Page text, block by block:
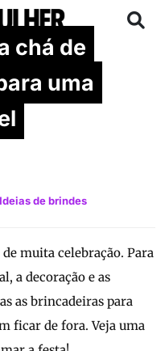
chá de
uma
Ideias de brindes
muita celebração. Para
a decoração e as
as brincadeiras para
ficar de fora. Veja uma